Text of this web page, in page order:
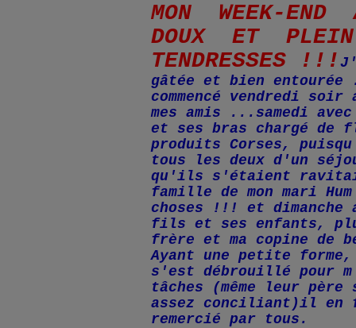
MON WEEK-
DOUX ET
TENDRESSES !!!
gâtée et bien entourée
commencé vendredi
mes amis ...samedi
et ses bras chargé de
produits Corses,
tous les deux d'un
qu'ils s'étaient
famille de mon mari
choses !!! et dimanche
fils et ses enfants,
frère et ma copine de
Ayant une petite
s'est débrouillé pour
tâches (même leur père
assez conciliant)il
remercié par tous.